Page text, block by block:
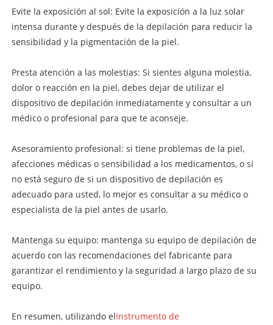
Evite la exposición al sol: Evite la exposición a la luz solar
intensa durante y después de la depilación para reducir la
sensibilidad y la pigmentación de la piel.
Presta atención a las molestias: Si sientes alguna molestia,
dolor o reacción en la piel, debes dejar de utilizar el
dispositivo de depilación inmediatamente y consultar a un
médico o profesional para que te aconseje.
Asesoramiento profesional: si tiene problemas de la piel,
afecciones médicas o sensibilidad a los medicamentos, o si
no está seguro de si un dispositivo de depilación es
adecuado para usted, lo mejor es consultar a su médico o
especialista de la piel antes de usarlo.
Mantenga su equipo: mantenga su equipo de depilación de
acuerdo con las recomendaciones del fabricante para
garantizar el rendimiento y la seguridad a largo plazo de su
equipo.
En resumen, utilizando elInstrumento de